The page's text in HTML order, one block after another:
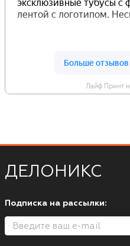
Лайф Принт
ДЕЛОНИКС
Подписка на рассылки: